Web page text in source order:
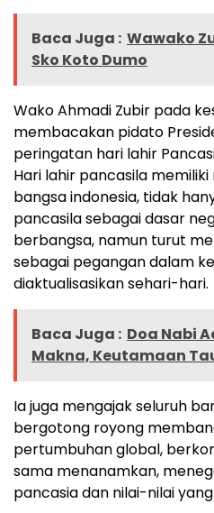
Baca Juga : Wawako
Sko Koto Dumo
Wako Ahmadi Zubir pada
membacakan pidato
peringatan hari lahir
Hari lahir pancasila
bangsa indonesia, tidak
pancasila sebagai dasar
berbangsa, namun turut
sebagai pegangan dalam
diaktualisasikan sehari-hari.
Baca Juga : Doa Nabi
Makna, Keutamaan
Ia juga mengajak seluruh
bergotong royong
pertumbuhan global,
sama menanamkan,
pancasia dan nilai-nilai